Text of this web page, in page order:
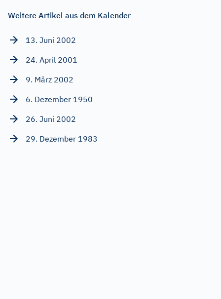
Weitere Artikel aus dem Kalender
13. Juni 2002
24. April 2001
9. März 2002
6. Dezember 1950
26. Juni 2002
29. Dezember 1983